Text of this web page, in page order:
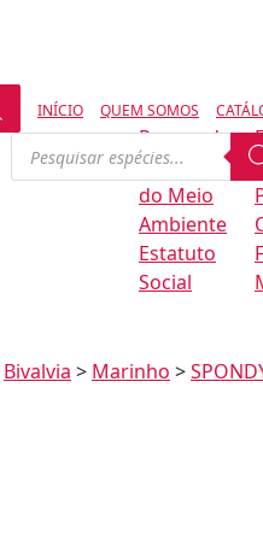
INÍCIO QUEM SOMOS
Regras de
Conservação
do Meio
Ambiente
Estatuto
Social
Bivalvia > Marinho >